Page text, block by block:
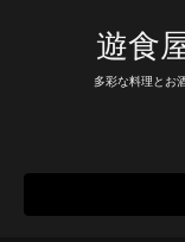
遊食
多彩な料理とお